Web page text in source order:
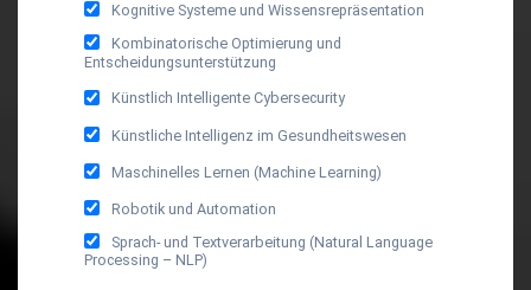
Kognitive Systeme und Wissensrepräsentation
Kombinatorische Optimierung und
Entscheidungsunterstützung
Künstlich Intelligente Cybersecurity
Künstliche Intelligenz im Gesundheitswesen
Maschinelles Lernen (Machine Learning)
Robotik und Automation
Sprach- und Textverarbeitung (Natural Language
Processing – NLP)